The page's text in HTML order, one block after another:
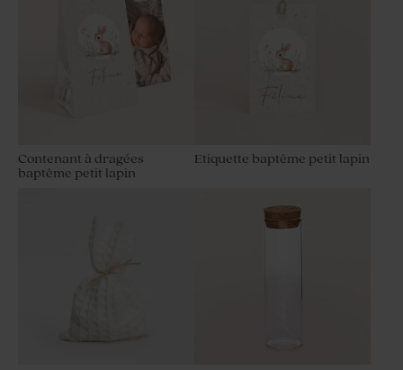
Contenant à dragées
baptême petit lapin
Etiquette baptême petit lapin